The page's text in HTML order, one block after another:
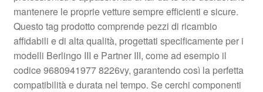
Politica sulla riservatezza
Procedura di Reclamo
Registratore di cassa
mantenere le proprie vetture sempre efficienti e sicure.
Questo tag prodotto comprende pezzi di ricambio
affidabili e di alta qualità, progettati specificamente per i
modelli Berlingo III e Partner III, come ad esempio il
codice 9680941977 8226vy, garantendo così la perfetta
compatibilità e durata nel tempo. Se cerchi componenti